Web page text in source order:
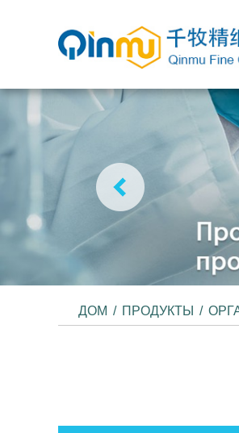
ДОМ / ПРОДУКТЫ /